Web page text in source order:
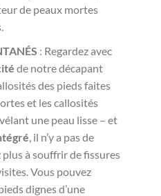
de peaux mortes
: Regardez avec
de notre décapant
des pieds faites
et les callosités
une peau lisse – et
, il n’y a pas de
plus à souffrir de fissures
Vous pouvez
dignes d’une